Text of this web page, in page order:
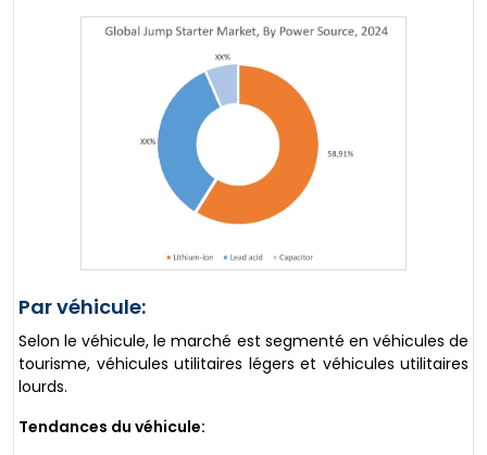
Par véhicule:
Selon le véhicule, le marché est segmenté en véhicules de
tourisme, véhicules utilitaires légers et véhicules utilitaires
lourds.
Tendances du véhicule: